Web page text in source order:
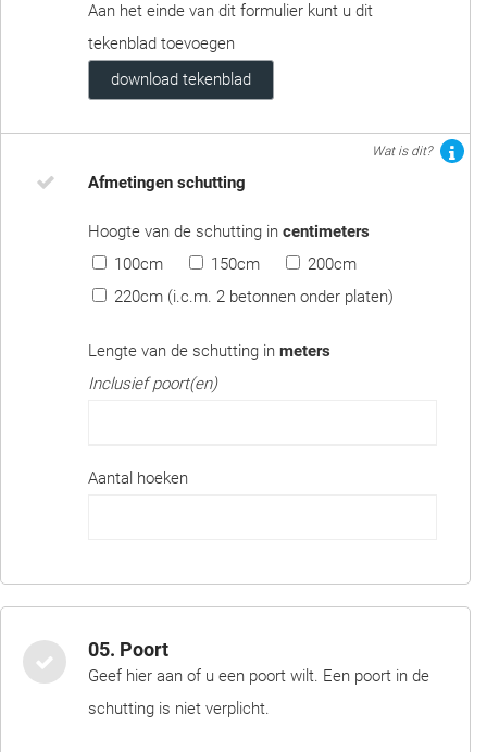
Aan het einde van dit formulier kunt u dit
tekenblad toevoegen
download tekenblad
Wat is dit?
Afmetingen schutting
Hoogte van de schutting in centimeters
100cm
150cm
200cm
220cm (i.c.m. 2 betonnen onder platen)
Lengte van de schutting in meters
Inclusief poort(en)
Aantal hoeken
05. Poort
Geef hier aan of u een poort wilt. Een poort in de
schutting is niet verplicht.